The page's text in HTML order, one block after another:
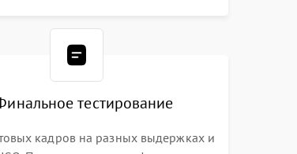
тестирование
кадров на разных выдержках и